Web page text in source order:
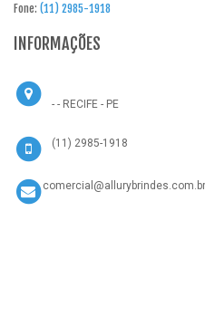
Fone: (11) 2985-1918
INFORMAÇÕES
- - RECIFE - PE
(11) 2985-1918
comercial@allurybrindes.com.br